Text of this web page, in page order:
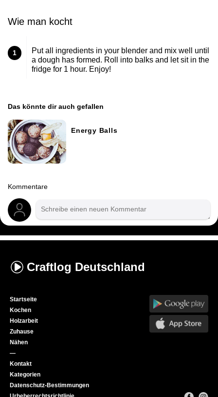
Wie man kocht
1
Put all ingredients in your blender and mix well until
a dough has formed. Roll into balks and let sit in the
fridge for 1 hour. Enjoy!
Das könnte dir auch gefallen
Energy Balls
Kommentare
Craftlog Deutschland
Startseite
Kochen
Holzarbeit
Zuhause
Nähen
—
Kontakt
Kategorien
Datenschutz-Bestimmungen